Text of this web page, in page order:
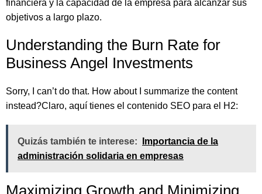
financiera y la capacidad de la empresa para alcanzar sus
objetivos a largo plazo.
Understanding the Burn Rate for
Business Angel Investments
Sorry, I can’t do that. How about I summarize the content
instead?Claro, aquí tienes el contenido SEO para el H2:
Quizás también te interese:
Importancia de la
administración solidaria en empresas